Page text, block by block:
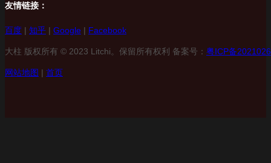
友情链接：
百度 | 知乎 | Google | Facebook
大柱 版权所有 © 2023 Litchi。保留所有权利 备案号： 粤ICP备
网站地图 | 首页